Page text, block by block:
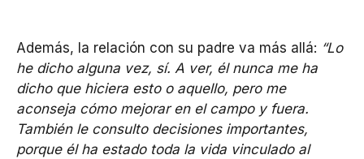
Además, la relación con su padre va más allá: “Lo
he dicho alguna vez, sí. A ver, él nunca me ha
dicho que hiciera esto o aquello, pero me
aconseja cómo mejorar en el campo y fuera.
También le consulto decisiones importantes,
porque él ha estado toda la vida vinculado al